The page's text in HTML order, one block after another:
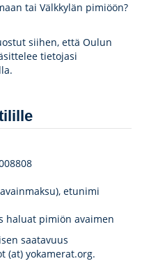
tai Välkkylän pimiöön?
siihen, että Oulun
tietojasi
etunimi
haluat pimiön avaimen
saatavuus
(at) yokamerat.org.